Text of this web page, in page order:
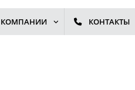
КОНТАКТЫ